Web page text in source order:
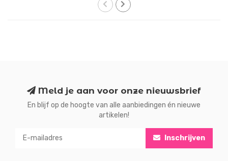
Meld je aan voor onze nieuwsbrief
En blijf op de hoogte van alle aanbiedingen én nieuwe
artikelen!
Inschrijven